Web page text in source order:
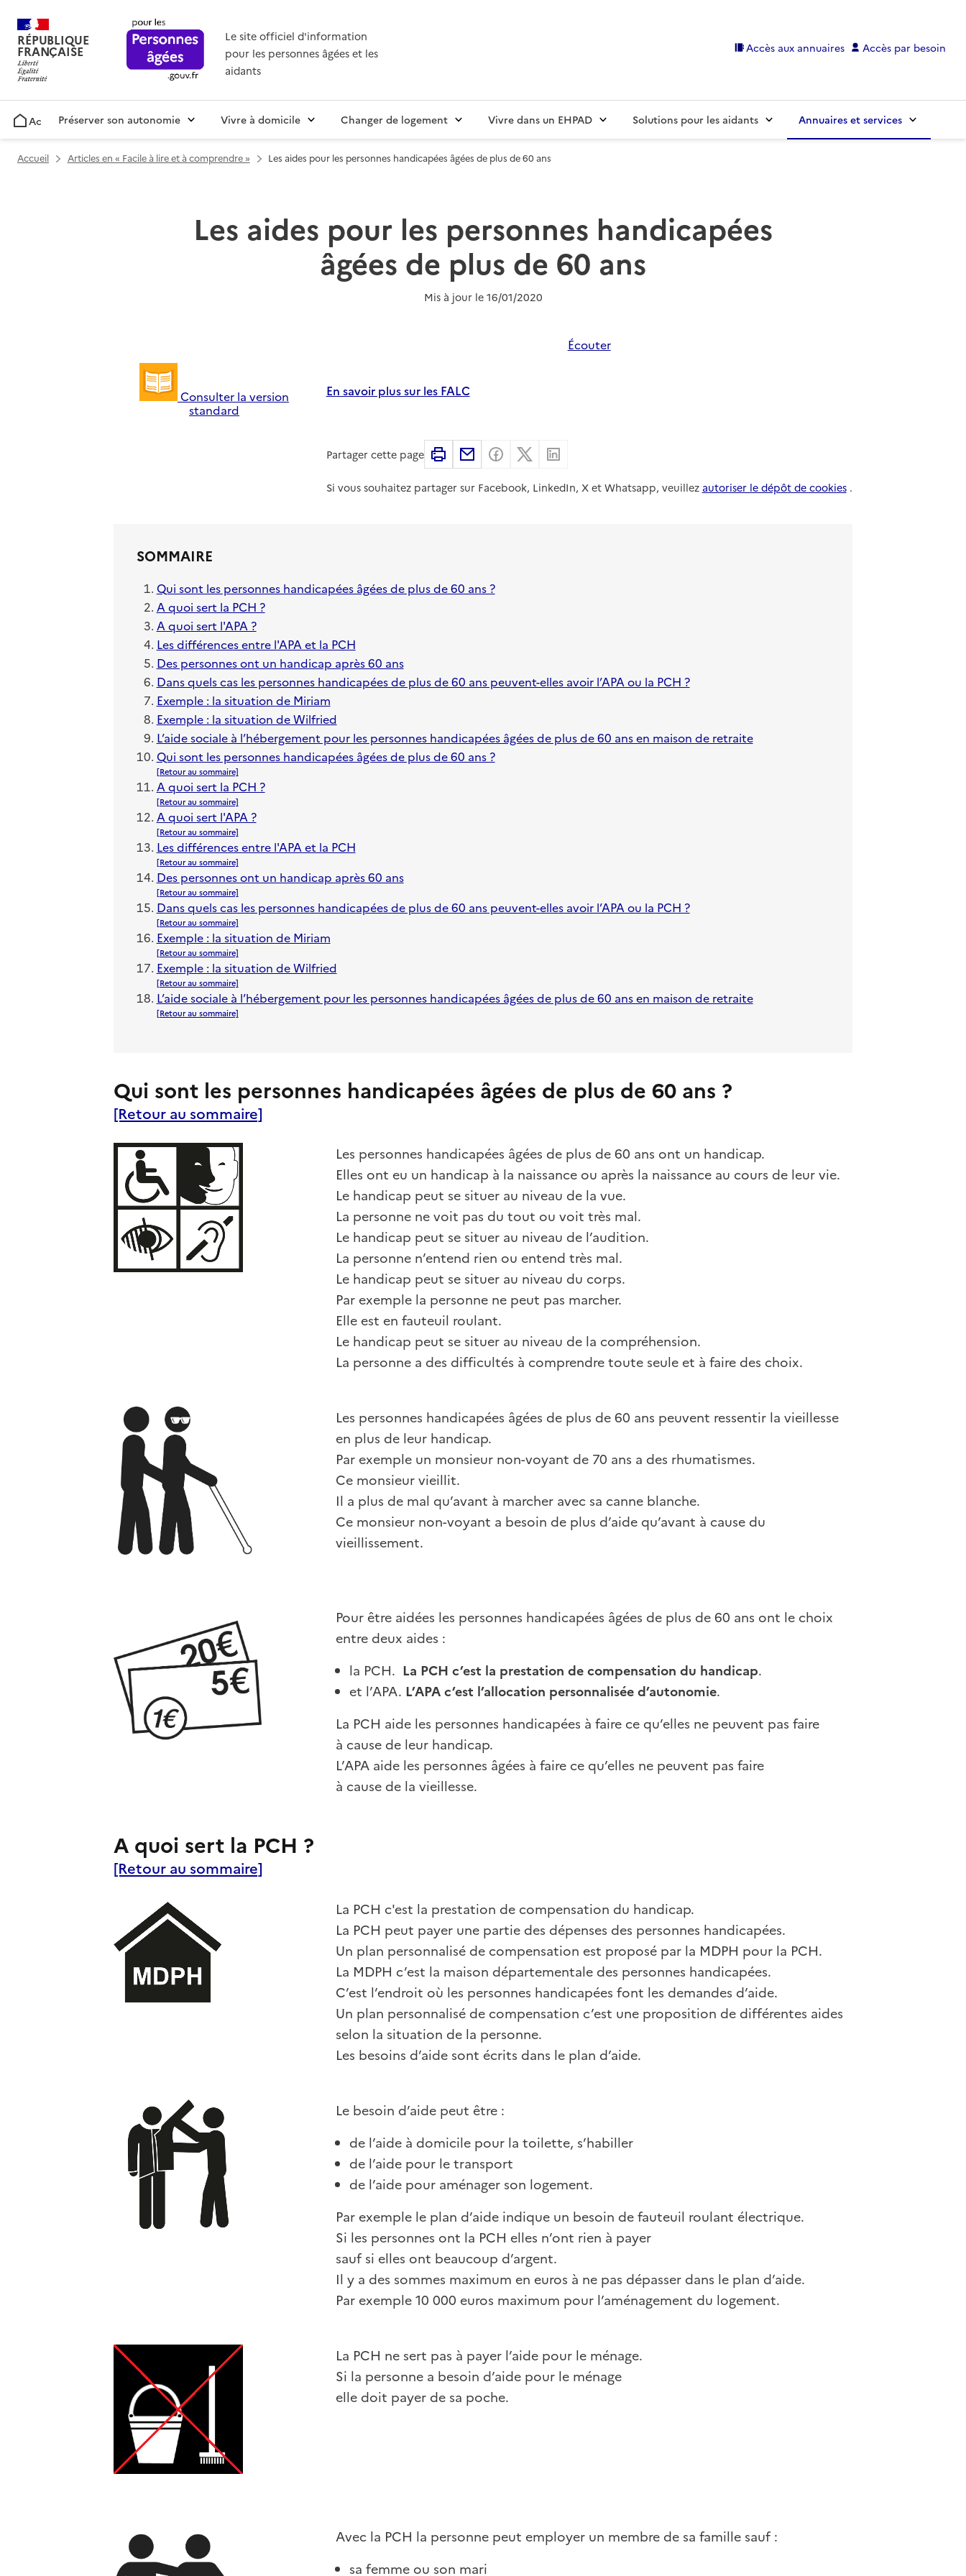
RÉPUBLIQUE
FRANÇAISE
Le site officiel d'information
pour les personnes âgées et les
aidants
Accès aux annuaires Accès par besoin
AccueilPréserver son autonomie Vivre à domicile Changer de logement Vivre dans un EHPAD Solutions pour les aidants Annuaires et services
Accueil Articles en « Facile à lire et à comprendre » Les aides pour les personnes handicapées âgées de plus de 60 ans
Les aides pour les personnes handicapées
âgées de plus de 60 ans
Mis à jour le 16/01/2020
Écouter
Consulter la version
standard
En savoir plus sur les FALC
Partager cette page ImprimerPartager par email
Partager sur Facebook
Partager sur X
Si vous souhaitez partager sur Facebook, LinkedIn, X et Whatsapp, veuillez autoriser le dépôt de cookies.
SOMMAIRE
Qui sont les personnes handicapées âgées de plus de 60 ans ?
A quoi sert la PCH ?
A quoi sert l'APA ?
Les différences entre l'APA et la PCH
Des personnes ont un handicap après 60 ans
Dans quels cas les personnes handicapées de plus de 60 ans peuvent-elles avoir l’APA ou la PCH ?
Exemple : la situation de Miriam
Exemple : la situation de Wilfried
L’aide sociale à l’hébergement pour les personnes handicapées âgées de plus de 60 ans en maison de retraite
Qui sont les personnes handicapées âgées de plus de 60 ans ?
[Retour au sommaire]
A quoi sert la PCH ?
[Retour au sommaire]
A quoi sert l'APA ?
[Retour au sommaire]
Les différences entre l'APA et la PCH
[Retour au sommaire]
Des personnes ont un handicap après 60 ans
[Retour au sommaire]
Dans quels cas les personnes handicapées de plus de 60 ans peuvent-elles avoir l’APA ou la PCH ?
[Retour au sommaire]
Exemple : la situation de Miriam
[Retour au sommaire]
Exemple : la situation de Wilfried
[Retour au sommaire]
L’aide sociale à l’hébergement pour les personnes handicapées âgées de plus de 60 ans en maison de retraite
[Retour au sommaire]
Qui sont les personnes handicapées âgées de plus de 60 ans ?
[Retour au sommaire]
Les personnes handicapées âgées de plus de 60 ans ont un handicap.
Elles ont eu un handicap à la naissance ou après la naissance au cours de leur vie.
Le handicap peut se situer au niveau de la vue.
La personne ne voit pas du tout ou voit très mal.
Le handicap peut se situer au niveau de l’audition.
La personne n’entend rien ou entend très mal.
Le handicap peut se situer au niveau du corps.
Par exemple la personne ne peut pas marcher.
​​​​​​​Elle est en fauteuil roulant.
Le handicap peut se situer au niveau de la compréhension.
​​​​​​​La personne a des difficultés à comprendre toute seule et à faire des choix.
Les personnes handicapées âgées de plus de 60 ans peuvent ressentir la vieillesse
en plus de leur handicap.
Par exemple un monsieur non-voyant de 70 ans a des rhumatismes.
Ce monsieur vieillit.
Il a plus de mal qu’avant à marcher avec sa canne blanche.
Ce monsieur non-voyant a besoin de plus d’aide qu’avant à cause du
vieillissement.
Pour être aidées les personnes handicapées âgées de plus de 60 ans ont le choix
entre deux aides :
la PCH. La PCH c’est la prestation de compensation du handicap.
et l’APA. L’APA c’est l’allocation personnalisée d’autonomie.
La PCH aide les personnes handicapées à faire ce qu’elles ne peuvent pas faire
à cause de leur handicap.
L’APA aide les personnes âgées à faire ce qu’elles ne peuvent pas faire
à cause de la vieillesse.
A quoi sert la PCH ?
[Retour au sommaire]
La PCH c'est la prestation de compensation du handicap.
La PCH peut payer une partie des dépenses des personnes handicapées.
Un plan personnalisé de compensation est proposé par la MDPH pour la PCH.
La MDPH c’est la maison départementale des personnes handicapées.
C’est l’endroit où les personnes handicapées font les demandes d’aide.
Un plan personnalisé de compensation c’est une proposition de différentes aides
selon la situation de la personne.
Les besoins d’aide sont écrits dans le plan d’aide.
Le besoin d’aide peut être :
de l’aide à domicile pour la toilette, s’habiller
de l’aide pour le transport
de l’aide pour aménager son logement.
Par exemple le plan d’aide indique un besoin de fauteuil roulant électrique.
Si les personnes ont la PCH elles n’ont rien à payer
sauf si elles ont beaucoup d’argent.
Il y a des sommes maximum en euros à ne pas dépasser dans le plan d’aide.
Par exemple 10 000 euros maximum pour l’aménagement du logement.
La PCH ne sert pas à payer l’aide pour le ménage.
Si la personne a besoin d’aide pour le ménage
elle doit payer de sa poche.
Avec la PCH la personne peut employer un membre de sa famille sauf :
sa femme ou son mari